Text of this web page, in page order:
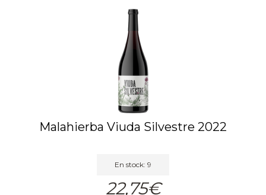
Malahierba Viuda Silvestre 2022
En stock: 9
22,75€